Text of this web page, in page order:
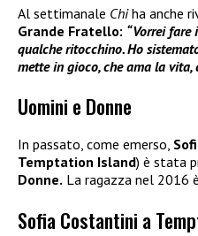
Al settimanale Chiha anche
Grande Fratello: “Vorrei fare
qualche ritocchino. Ho
mette in gioco, che ama la vita,
Uomini e Donne
In passato, come emerso,
Temptation Island) è stata
Donne. La ragazza nel
Sofia Costantini a